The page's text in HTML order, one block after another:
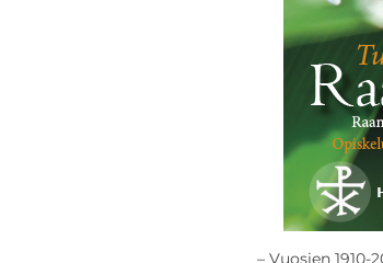
– Vuosien